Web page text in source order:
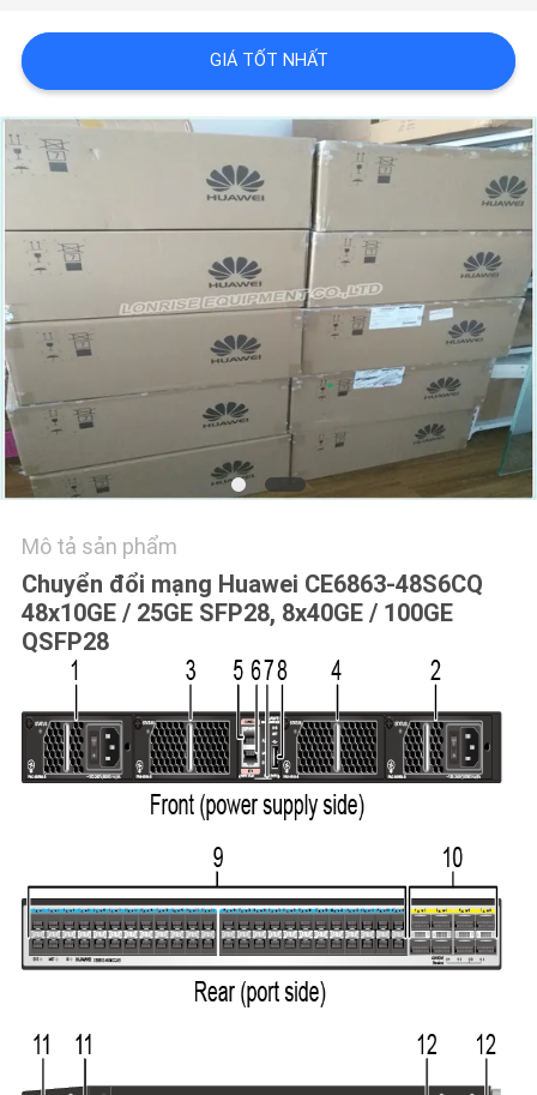
LIÊN
HỆ
VỚI
CHÚNG
TIN
TỨC
CÁC
VỤ
ÁN
SƠ
ĐỒ
TRANG
CHÍNH
SÁCH
GIÁ TỐT NHẤT
Mô tả sản phẩm
Chuyển đổi mạng Huawei CE6863-48S6CQ
48x10GE / 25GE SFP28, 8x40GE / 100GE
QSFP28